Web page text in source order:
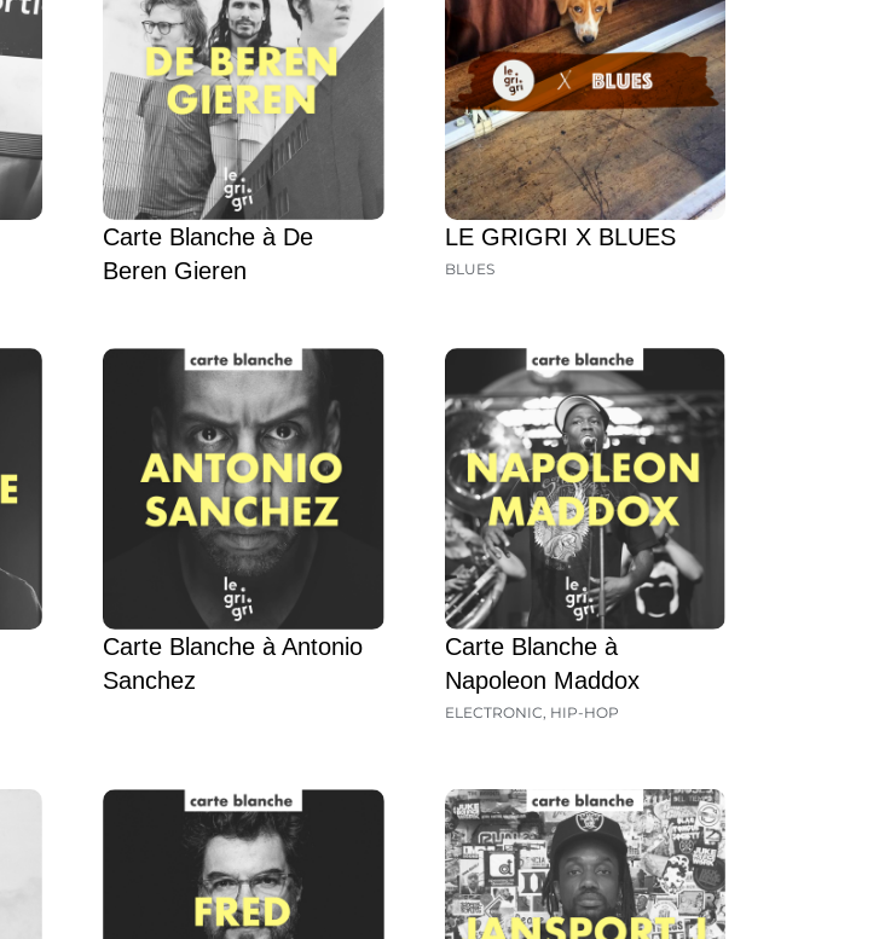
Carte Blanche à De
Beren Gieren
LE GRIGRI X BLUES
BLUES
Carte Blanche à Antonio
Sanchez
Carte Blanche à
Napoleon Maddox
ELECTRONIC HIP-HOP